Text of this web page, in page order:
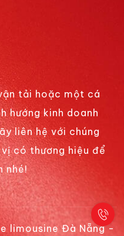
tải hoặc một cá
hướng kinh doanh
liên hệ với chúng
có thương hiệu để
nhé!
limousine Đà Nẵng -